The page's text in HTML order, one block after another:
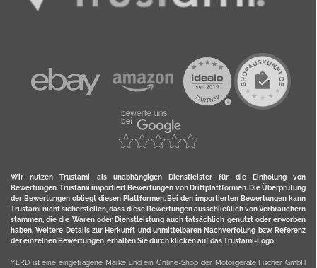
Wir nutzen Trustami als unabhängigen Dienstleister für die Einholung von
Bewertungen. Trustami importiert Bewertungen von Drittplattformen. Die Überprüfung
der Bewertungen obliegt diesen Plattformen. Bei den importierten Bewertungen kann
Trustami nicht sicherstellen, dass diese Bewertungen ausschließlich von Verbrauchern
stammen, die die Waren oder Dienstleistung auch tatsächlich genutzt oder erworben
haben. Weitere Details zur Herkunft und unmittelbaren Nachverfolung bzw. Referenz
der einzelnen Bewertungen, erhalten Sie durch klicken auf das Trustami-Logo.
YERD ist eine eingetragene Marke und ein Online-Shop der Motorgeräte Fischer GmbH